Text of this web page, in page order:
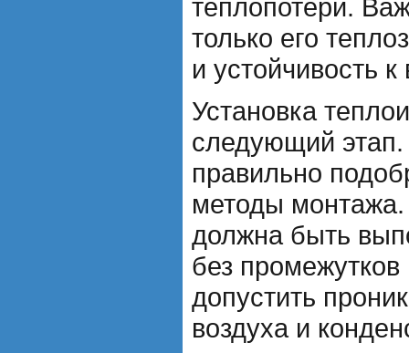
теплопотери.
только его
и устойчивость
Установка
следующий
правильно
методы монтажа.
должна быть
без
допустить
воздуха и